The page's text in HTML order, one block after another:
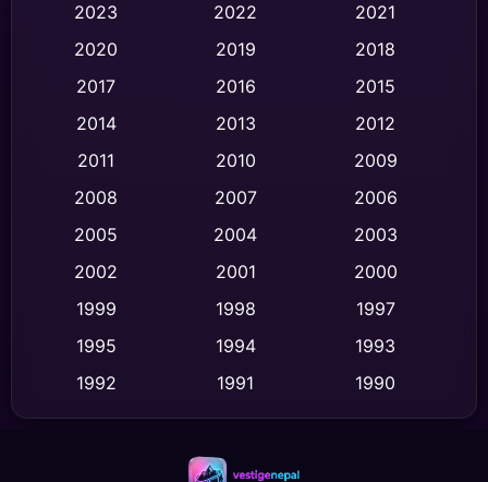
Classic หนังคลาสสิก (47)
Comedy ตลก (446)
Crime อาชญากรรม (520)
Cult Film
Dance เต้น (10)
Detective สืบสวน (75)
2023
2022
2021
2020
2019
2018
2017
2016
2015
2014
2013
2012
2011
2010
2009
2008
2007
2006
2005
2004
2003
2002
2001
2000
1999
1998
1997
1995
1994
1993
1992
1991
1990
1989
1988
1986
1983